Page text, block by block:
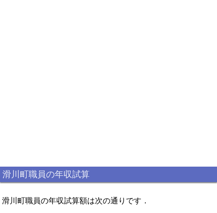
滑川町職員の年収試算
滑川町職員の年収試算額は次の通りです．